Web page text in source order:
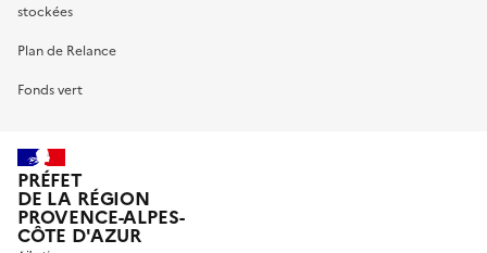
stockées
Plan de Relance
Fonds vert
PRÉFET
DE LA RÉGION
PROVENCE-ALPES-
CÔTE D'AZUR